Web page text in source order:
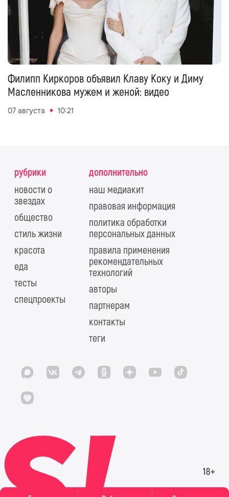
Филипп Киркоров объявил Клаву Коку и Диму
Масленникова мужем и женой: видео
07 августа 10:21
рубрики
новости о
звездах
общество
стиль жизни
красота
еда
тесты
спецпроекты
дополнительно
наш медиакит
правовая информация
политика обработки
персональных данных
правила применения
рекомендательных
технологий
авторы
партнерам
контакты
теги